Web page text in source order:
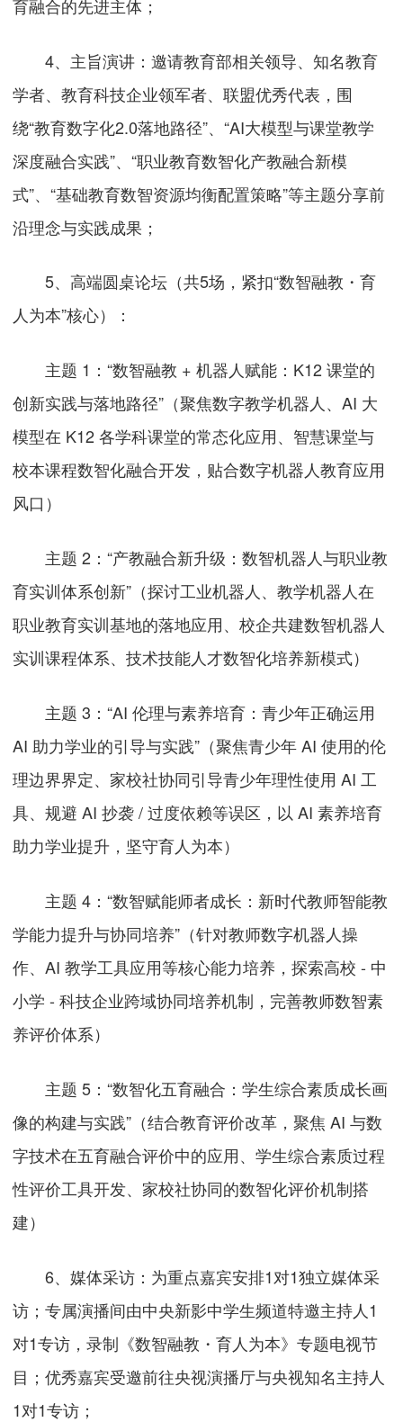
育融合的先进主体；
4、主旨演讲：邀请教育部相关领导、知名教育
学者、教育科技企业领军者、联盟优秀代表，围
绕“教育数字化2.0落地路径”、“AI大模型与课堂教学
深度融合实践”、“职业教育数智化产教融合新模
式”、“基础教育数智资源均衡配置策略”等主题分享前
沿理念与实践成果；
5、高端圆桌论坛（共5场，紧扣“数智融教・育
人为本”核心）：
主题 1：“数智融教 + 机器人赋能：K12 课堂的
创新实践与落地路径”（聚焦数字教学机器人、AI 大
模型在 K12 各学科课堂的常态化应用、智慧课堂与
校本课程数智化融合开发，贴合数字机器人教育应用
风口）
主题 2：“产教融合新升级：数智机器人与职业教
育实训体系创新”（探讨工业机器人、教学机器人在
职业教育实训基地的落地应用、校企共建数智机器人
实训课程体系、技术技能人才数智化培养新模式）
主题 3：“AI 伦理与素养培育：青少年正确运用
AI 助力学业的引导与实践”（聚焦青少年 AI 使用的伦
理边界界定、家校社协同引导青少年理性使用 AI 工
具、规避 AI 抄袭 / 过度依赖等误区，以 AI 素养培育
助力学业提升，坚守育人为本）
主题 4：“数智赋能师者成长：新时代教师智能教
学能力提升与协同培养”（针对教师数字机器人操
作、AI 教学工具应用等核心能力培养，探索高校 - 中
小学 - 科技企业跨域协同培养机制，完善教师数智素
养评价体系）
主题 5：“数智化五育融合：学生综合素质成长画
像的构建与实践”（结合教育评价改革，聚焦 AI 与数
字技术在五育融合评价中的应用、学生综合素质过程
性评价工具开发、家校社协同的数智化评价机制搭
建）
6、媒体采访：为重点嘉宾安排1对1独立媒体采
访；专属演播间由中央新影中学生频道特邀主持人1
对1专访，录制《数智融教・育人为本》专题电视节
目；优秀嘉宾受邀前往央视演播厅与央视知名主持人
1对1专访；